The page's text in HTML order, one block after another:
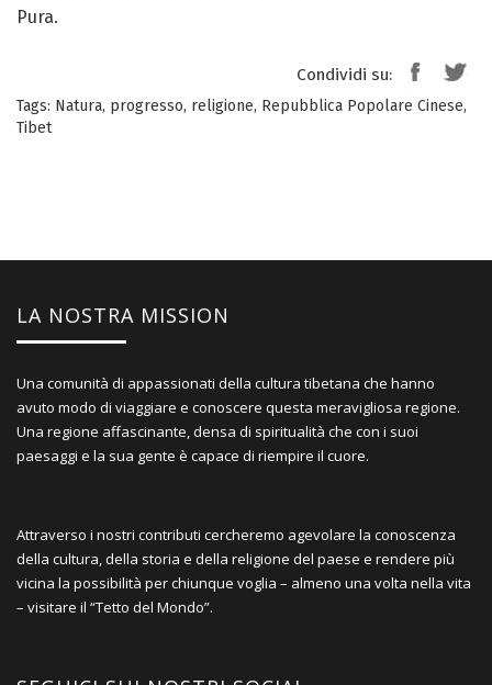
Pura.
Condividi su:
Tags: Natura, progresso, religione, Repubblica Popolare Cinese,
Tibet
LA NOSTRA MISSION
Una comunità di appassionati della cultura tibetana che hanno
avuto modo di viaggiare e conoscere questa meravigliosa regione.
Una regione affascinante, densa di spiritualità che con i suoi
paesaggi e la sua gente è capace di riempire il cuore.
Attraverso i nostri contributi cercheremo agevolare la conoscenza
della cultura, della storia e della religione del paese e rendere più
vicina la possibilità per chiunque voglia – almeno una volta nella vita
– visitare il “Tetto del Mondo”.